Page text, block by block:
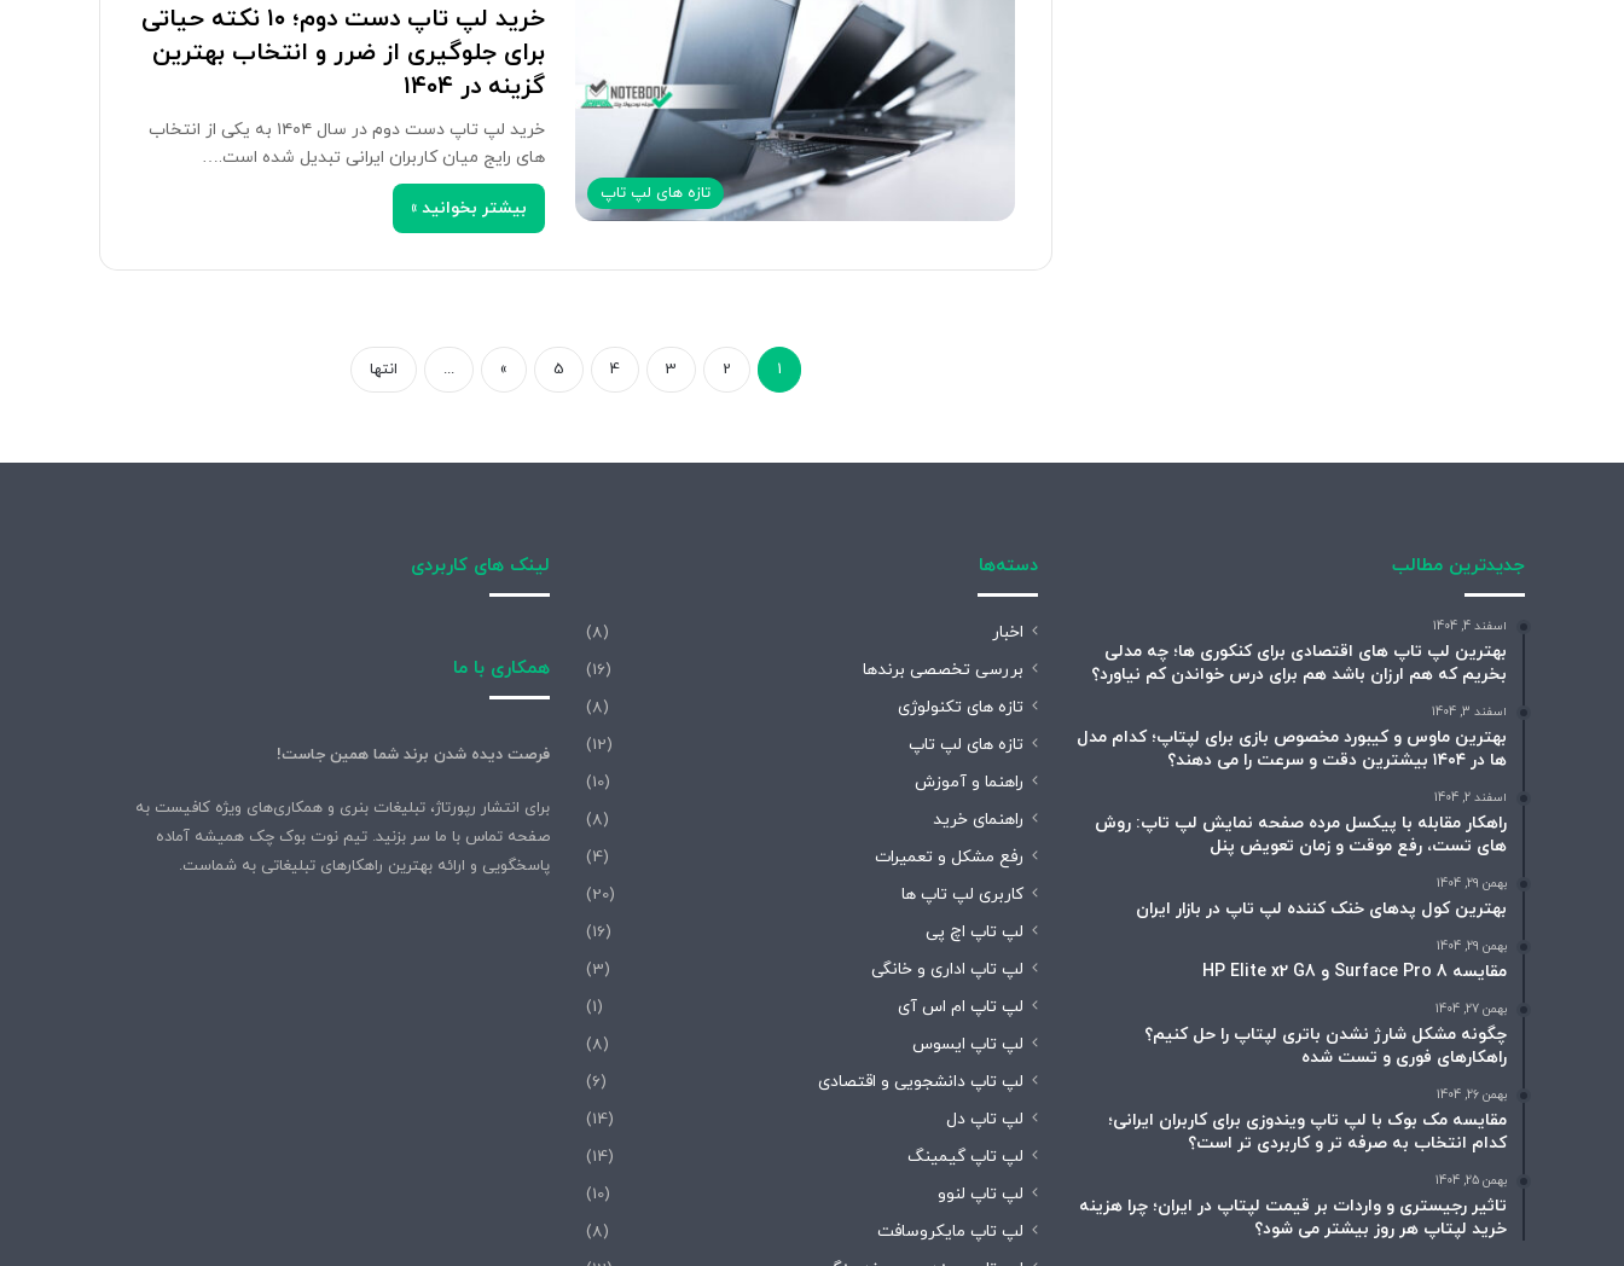
تازه های لپ تاپ
خرید لپ تاپ دست دوم؛ ۱۰ نکته حیاتی
برای جلوگیری از ضرر و انتخاب بهترین
گزینه در ۱۴۰۴
خرید لپ تاپ دست دوم در سال ۱۴۰۴ به یکی از انتخاب
های رایج میان کاربران ایرانی تبدیل شده است.…
بیشتر بخوانید »
1
2
3
4
5
»
... انتها
جدیدترین مطالب
اسفند 4, 1404
بهترین لپ تاپ های اقتصادی برای کنکوری ها؛ چه مدلی
بخریم که هم ارزان باشد هم برای درس خواندن کم نیاورد؟
اسفند 3, 1404
بهترین ماوس و کیبورد مخصوص بازی برای لپتاپ؛ کدام مدل
ها در ۱۴۰۴ بیشترین دقت و سرعت را می دهند؟
اسفند 2, 1404
راهکار مقابله با پیکسل مرده صفحه نمایش لپ تاپ: روش
های تست، رفع موقت و زمان تعویض پنل
بهمن 29, 1404
بهترین کول پدهای خنک کننده لپ تاپ در بازار ایران
بهمن 29, 1404
مقایسه Surface Pro 8 و HP Elite x2 G8
بهمن 27, 1404
چگونه مشکل شارژ نشدن باتری لپتاپ را حل کنیم؟
راهکارهای فوری و تست شده
بهمن 26, 1404
مقایسه مک بوک با لپ تاپ ویندوزی برای کاربران ایرانی؛
کدام انتخاب به صرفه تر و کاربردی تر است؟
بهمن 25, 1404
تاثیر رجیستری و واردات بر قیمت لپتاپ در ایران؛ چرا هزینه
خرید لپتاپ هر روز بیشتر می شود؟
دسته‌ها
اخبار
(8)
بررسی تخصصی برندها
(16)
تازه های تکنولوژی
(8)
تازه های لپ تاپ
(12)
راهنما و آموزش
(10)
راهنمای خرید
(8)
رفع مشکل و تعمیرات
(4)
کاربری لپ تاپ ها
(20)
لپ تاپ اچ پی
(16)
لپ تاپ اداری و خانگی
(3)
لپ تاپ ام اس آی
(1)
لپ تاپ ایسوس
(8)
لپ تاپ دانشجویی و اقتصادی
(6)
لپ تاپ دل
(14)
لپ تاپ گیمینگ
(14)
لپ تاپ لنوو
(10)
لپ تاپ مایکروسافت
(8)
لینک های کاربردی
همکاری با ما
فرصت دیده شدن برند شما همین جاست!
برای انتشار رپورتاژ، تبلیغات بنری و همکاری‌های ویژه کافیست به
صفحه تماس با ما سر بزنید. تیم نوت بوک چک همیشه آماده
پاسخگویی و ارائه بهترین راهکارهای تبلیغاتی به شماست.